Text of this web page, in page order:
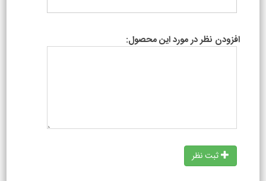
افزودن نظر در مورد این محصول:
ثبت نظر